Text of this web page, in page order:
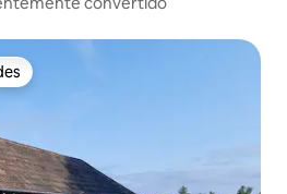
dos hóspedes